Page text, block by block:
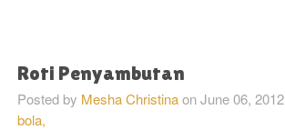
Roti Penyambutan
Posted by Mesha Christina onJune 06, 2012
bola,